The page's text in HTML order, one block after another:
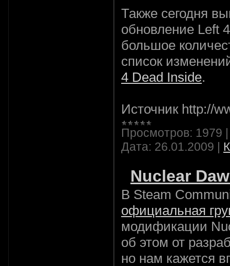
Также сегодня
обновление Left
большое
список
4 Dead Inside.
Источник http://
Просмотров: 1979
Дата: 26.01.2009 |
Nuclear
В Steam
официальная
модификации
об этом от
но нам кажется